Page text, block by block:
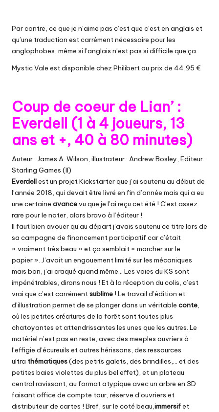
Par contre, ce que je n’aime pas c’est que c’est en anglais et
qu’une traduction est carrément nécessaire pour les
anglophobes, même si l’anglais n’est pas si difficile que ça.
Mystic Vale est disponible chez Philibert au prix de 44,95 €
Coup de coeur de Lian’ :
Everdell (1 à 4 joueurs, 13
ans et +, 40 à 80 minutes)
Auteur : James A. Wilson, illustrateur : Andrew Bosley, Editeur :
Starling Games (II)
Everdellest un projetKickstarterque j’ai soutenu au début de
l’année 2018, qui devait être livré en fin d’année mais qui a eu
une certaine avancevu que je l’ai reçu cet été ! C’est assez
rare pour le noter, alors bravo à l’éditeur !
Il faut bien avouer qu’au départ j’avais soutenu ce titre lors de
sa campagne de financement participatif car c’était
« vraiment très beau » et ça semblait « marcher sur le
papier ». J’avait un engouement limité sur les mécaniques
mais bon, j’ai craqué quand même… Les voies du KS sont
impénétrables, dirons nous ! Et à la réception du colis, c’est
vrai que c’est carrémentsublime ! Le travail d’édition et
d’illustration permet de se plonger dans un véritable conte,
où les petites créatures de la forêt sont toutes plus
chatoyantes et attendrissantes les unes que les autres. Le
matériel n’est pas en reste, avec des meeples ouvriers à
l’effigie d’écureuils et autres hérissons, des ressources
ultra thématiques(des petits galets, des brindilles,… et des
petites baies violettes du plus bel effet), et un plateau
central ravissant, au format atypique avec un arbre en 3D
faisant office de compte tour, réserve d’ouvriers et
distributeur de cartes ! Bref, sur le coté beau,immersifet